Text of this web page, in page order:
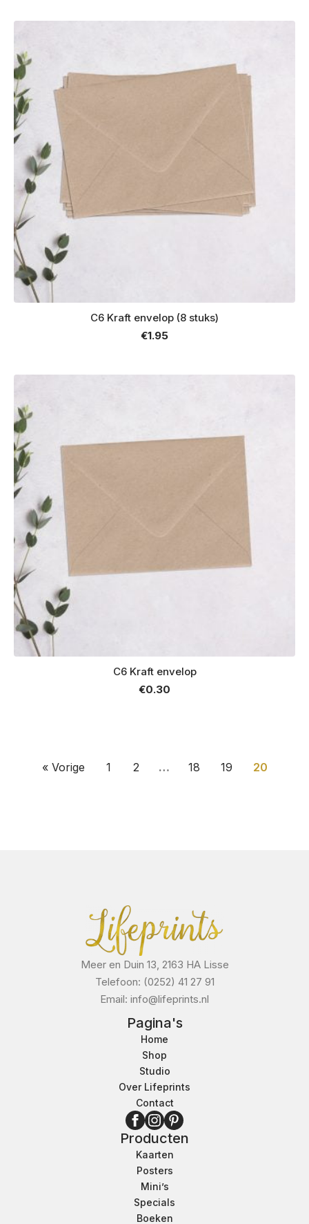
C6 Kraft envelop (8 stuks)
€1.95
C6 Kraft envelop
€0.30
« Vorige 1 2 … 18 19 20
Meer en Duin 13, 2163 HA Lisse
Telefoon: (0252) 41 27 91
Email: info@lifeprints.nl
Pagina's
Home
Shop
Studio
Over Lifeprints
Contact
Producten
Kaarten
Posters
Mini’s
Specials
Boeken